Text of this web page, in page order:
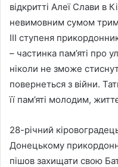
відкритті Алеї Слави в
невимовним сумом
III ступеня
– частинка пам’яті про
ніколи не зможе
повернеться з війни.
її пам’яті молодим,
28-річний
Донецькому
пішов захищати свою